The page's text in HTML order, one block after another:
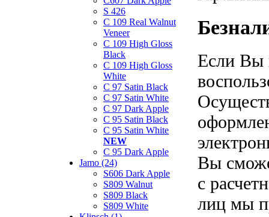
S 426
C 109 Real Walnut
Veneer
C 109 High Gloss
Black
C 109 High Gloss
White
C 97 Satin Black
C 97 Satin White
C 97 Dark Apple
C 95 Satin Black
C 95 Satin White
NEW
C 95 Dark Apple
Jamo (24)
S606 Dark Apple
S809 Walnut
S809 Black
S809 White
Если Вы
Вы
с
лиц мы